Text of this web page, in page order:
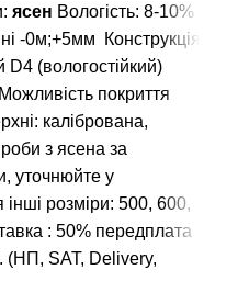
ясен Вологість: 8-10%
-0м;+5мм
Конструкція
D4 (вологостійкий)
покриття
калібрована,
з ясена за
уточнюйте у
інші розміри: 500, 600,
: 50% передплата
(НП, SAT, Delivery,